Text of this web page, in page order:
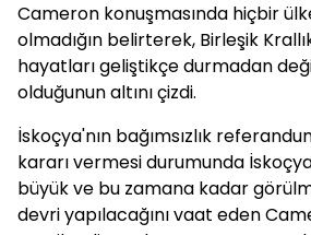
Cameron konuşmasında hiçbir
olmadığın belirterek, Birleşik
hayatları geliştikçe durmadan
olduğunun altını çizdi.
İskoçya'nın bağımsızlık
kararı vermesi durumunda
büyük ve bu zamana kadar
devri yapılacağını vaat eden